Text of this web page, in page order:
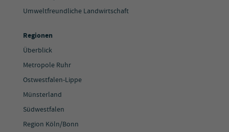
Umweltfreundliche Landwirtschaft
Regionen
Überblick
Metropole Ruhr
Ostwestfalen-Lippe
Münsterland
Südwestfalen
Region Köln/Bonn